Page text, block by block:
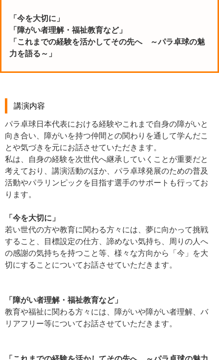
「今を大切に」
「障がい者理解・福祉教育など」
「これまでの経験を活かしてその先へ ～パラ卓球の魅
力を語る～」
講演内容
パラ卓球日本代表における経験やこれまで自身の障がいと
向き合い、障がいを持つ仲間との関わりを通して学んだこ
とや気づきを元にお話させていただきます。
私は、自身の経験を次世代へ継承していくことが重要だと
考えており、講演活動のほか、パラ卓球発展のための普及
活動やパラリンピックを目指す選手のサポートも行ってお
ります。
「今を大切に」
若い世代の方や教育に関わる方々には、夢に向かって挑戦
すること、目標設定の仕方、諦めない気持ち、周りの人へ
の感謝の気持ちを持つこと等、様々な方向から「今」を大
切にすることについてお話させていただきます。
「障がい者理解・福祉教育など」
教育や福祉に関わる方々には、障がいや障がい者理解、バ
リアフリー等についてお話させていただきます。